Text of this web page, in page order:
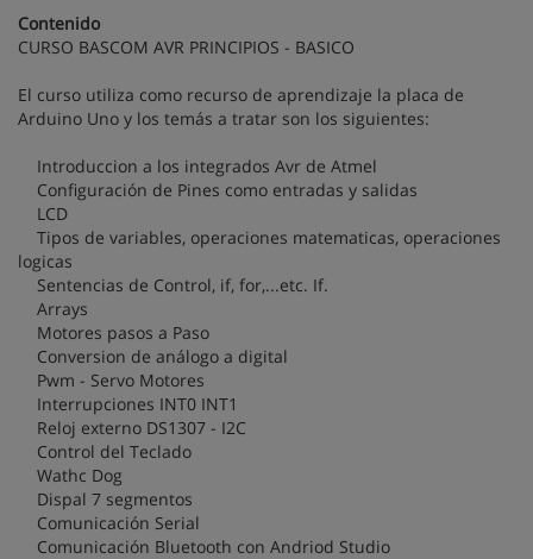
Contenido
CURSO BASCOM AVR PRINCIPIOS - BASICO
El curso utiliza como recurso de aprendizaje la placa de
Arduino Uno y los temás a tratar son los siguientes:
Introduccion a los integrados Avr de Atmel
Configuración de Pines como entradas y salidas
LCD
Tipos de variables, operaciones matematicas, operaciones
logicas
Sentencias de Control, if, for,...etc. If.
Arrays
Motores pasos a Paso
Conversion de análogo a digital
Pwm - Servo Motores
Interrupciones INT0 INT1
Reloj externo DS1307 - I2C
Control del Teclado
Wathc Dog
Dispal 7 segmentos
Comunicación Serial
Comunicación Bluetooth con Andriod Studio